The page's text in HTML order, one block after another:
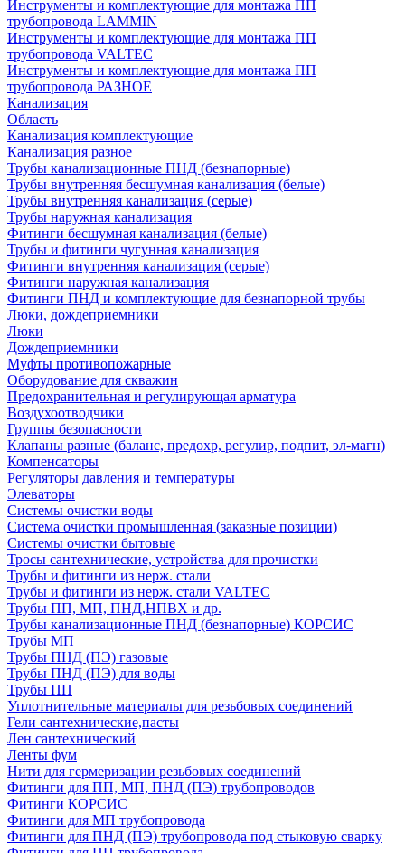
Инструменты и комплектующие для монтажа ПП
трубопровода LAMMIN
Инструменты и комплектующие для монтажа ПП
трубопровода VALTEC
Инструменты и комплектующие для монтажа ПП
трубопровода РАЗНОЕ
Канализация
Область
Канализация комплектующие
Канализация разное
Трубы канализационные ПНД (безнапорные)
Трубы внутренняя бесшумная канализация (белые)
Трубы внутренняя канализация (серые)
Трубы наружная канализация
Фитинги бесшумная канализация (белые)
Трубы и фитинги чугунная канализация
Фитинги внутренняя канализация (серые)
Фитинги наружная канализация
Фитинги ПНД и комплектующие для безнапорной трубы
Люки, дождеприемники
Люки
Дождеприемники
Муфты противопожарные
Оборудование для скважин
Предохранительная и регулирующая арматура
Воздухоотводчики
Группы безопасности
Клапаны разные (баланс, предохр, регулир, подпит, эл-магн)
Компенсаторы
Регуляторы давления и температуры
Элеваторы
Системы очистки воды
Система очистки промышленная (заказные позиции)
Системы очистки бытовые
Тросы сантехнические, устройства для прочистки
Трубы и фитинги из нерж. стали
Трубы и фитинги из нерж. стали VALTEC
Трубы ПП, МП, ПНД,НПВХ и др.
Трубы канализационные ПНД (безнапорные) КОРСИС
Трубы МП
Трубы ПНД (ПЭ) газовые
Трубы ПНД (ПЭ) для воды
Трубы ПП
Уплотнительные материалы для резьбовых соединений
Гели сантехнические,пасты
Лен сантехнический
Ленты фум
Нити для гермеризации резьбовых соединений
Фитинги для ПП, МП, ПНД (ПЭ) трубопроводов
Фитинги КОРСИС
Фитинги для МП трубопровода
Фитинги для ПНД (ПЭ) трубопровода под стыковую сварку